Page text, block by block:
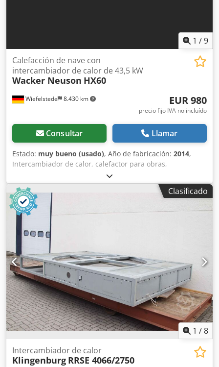
1 /9
Wiefelstede 8.430 km
Calefacción de nave con
intercambiador de calor de 43,5 kW
Wacker Neuson HX60
EUR 980
precio fijo IVA no incluído
Consultar Llamar
Estado: muy bueno (usado), Año de fabricación: 2014,
Intercambiador de calor, calefactor para obras,
deshumidificador para obras, calefacción, calefacción para
pabellones, intercambiador de agua caliente, ventilador
calefactor, calefacción, intercambiador de calor, calefactor
de aire, calentador de aire, calefactor de aire para
conductos, calefactor de aire para conductos, registro
calefactor -intercambiador de calor puro, solo utilizable en
combinación con un equipo de calefacción (por ejemplo,
Wacker Neuson HP 252) -Tipo: HX 60 Chjdpfx Apsghh Txo
Eea -Potencia: 43,5 kW -Cantidad: 8 unidades disponibles -
Precio por unidad -Dimensiones: 660/720/A1065 mm -Peso:
106 kg
Clasificado
1 /8
Intercambiador de calor
Klingenburg RRSE 4066/2750